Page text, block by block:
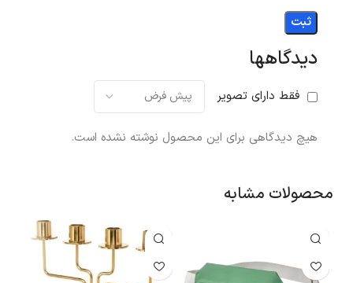
دیدگاهها
فقط دارای تصویر
هیچ دیدگاهی برای این محصول نوشته نشده است.
محصولات مشابه